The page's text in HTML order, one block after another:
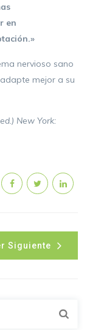
en
nervioso sano
mejor a su
New York:
Siguiente